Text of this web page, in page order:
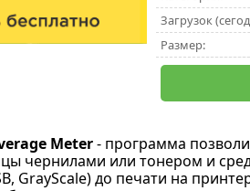
Загрузок
Размер:
Meter- программа
чернилами или тонером и
GrayScale) до печати на